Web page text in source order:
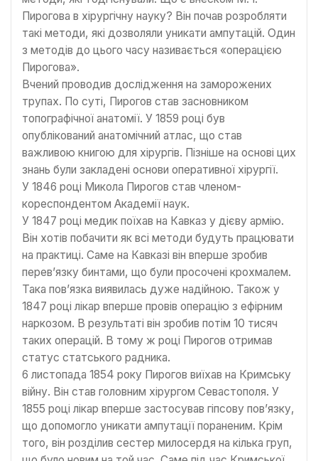
Пирогова в хірургічну науку? Він почав розробляти
такі методи, які дозволяли уникати ампутацій. Один
з методів до цього часу називається «операцією
Пирогова».
Вчений проводив дослідження на заморожених
трупах. По суті, Пирогов став засновником
топографічної анатомії. У 1859 році був
опублікований анатомічний атлас, що став
важливою книгою для хірургів. Пізніше на основі цих
знань були закладені основи оперативної хірургії.
У 1846 році Микола Пирогов став членом-
кореспондентом Академії наук.
У 1847 році медик поїхав на Кавказ у дієву армію.
Він хотів побачити як всі методи будуть працювати
на практиці. Саме на Кавказі він вперше зробив
перев’язку бинтами, що були просочені крохмалем.
Така пов’язка виявилась дуже надійною. Також у
1847 році лікар вперше провів операцію з ефірним
наркозом. В результаті він зробив потім 10 тисяч
таких операцій. В тому ж році Пирогов отримав
статус статського радника.
6 листопада 1854 року Пирогов виїхав на Кримську
війну. Він став головним хірургом Севастополя. У
1855 році лікар вперше застосував гіпсову пов’язку,
що допомогло уникати ампутації пораненим. Крім
того, він розділив сестер милосердя на кілька груп,